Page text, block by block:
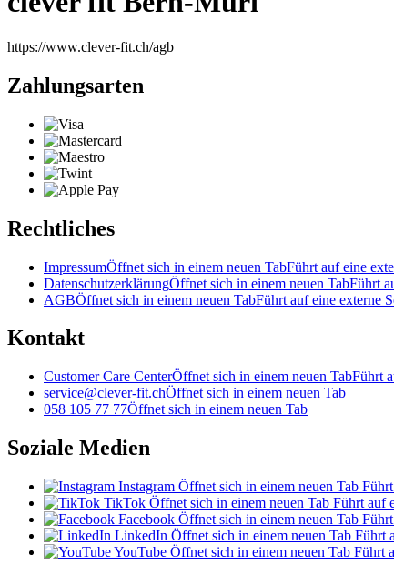
https://www.clever-fit.ch/agb
Zahlungsarten
Rechtliches
ImpressumÖffnet sich in einem neuen TabFührt auf eine
DatenschutzerklärungÖffnet sich in einem neuen TabFührt
AGBÖffnet sich in einem neuen TabFührt auf eine externe
Kontakt
Customer Care CenterÖffnet sich in einem neuen TabFührt
service@clever-fit.chÖffnet sich in einem neuen Tab
058 105 77 77Öffnet sich in einem neuen Tab
Soziale Medien
Instagram Öffnet sich in einem neuen Tab
TikTok Öffnet sich in einem neuen Tab Führt auf
Facebook Öffnet sich in einem neuen Tab
LinkedIn Öffnet sich in einem neuen Tab Führt
YouTube Öffnet sich in einem neuen Tab Führt